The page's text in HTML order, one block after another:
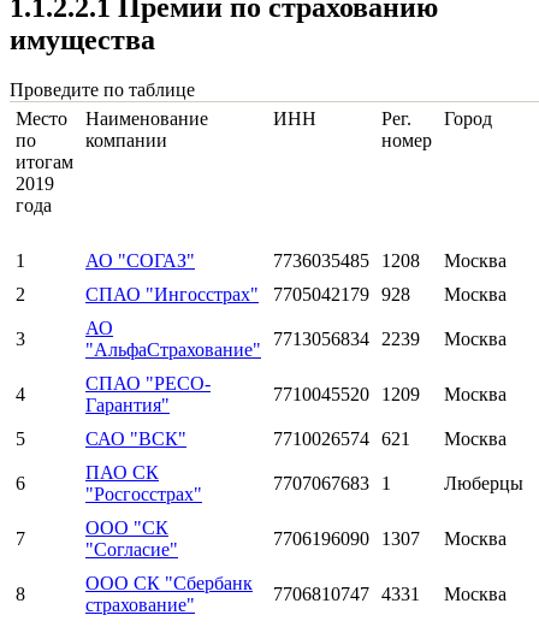
1.1.2.2.1 Премии по страхованию
имущества
Проведите по таблице
Место
по
итогам
2019
года
Наименование
компании
ИНН
Рег.
номер
Город
1 АО "СОГАЗ" 7736035485 1208
Москва
2
СПАО "Ингосстрах" 7705042179 928 Москва
3
АО
"АльфаСтрахование"
7713056834 2239 Москва
4
СПАО "РЕСО-
Гарантия"
7710045520 1209 Москва
5 САО "ВСК" 7710026574 621 Москва
6
ПАО СК
"Росгосстрах"
7707067683 1 Люберцы
7
ООО "СК
"Согласие"
7706196090 1307 Москва
8
ООО СК "Сбербанк
страхование"
7706810747 4331 Москва